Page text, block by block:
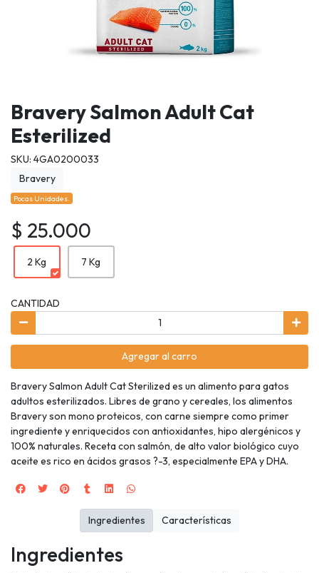
Bravery Salmon Adult Cat
Esterilized
SKU: 4GA0200033
Bravery
Pocas Unidades.
$ 25.000
2 Kg 7 Kg
CANTIDAD
Agregar al carro
Bravery Salmon Adult Cat Sterilized es un alimento para gatos
adultos esterilizados. Libres de grano y cereales, los alimentos
Bravery son mono proteicos, con carne siempre como primer
ingrediente y enriquecidos con antioxidantes, hipo alergénicos y
100% naturales. Receta con salmón, de alto valor biológico cuyo
aceite es rico en ácidos grasos ?-3, especialmente EPA y DHA.
Ingredientes
Ingredientes Características